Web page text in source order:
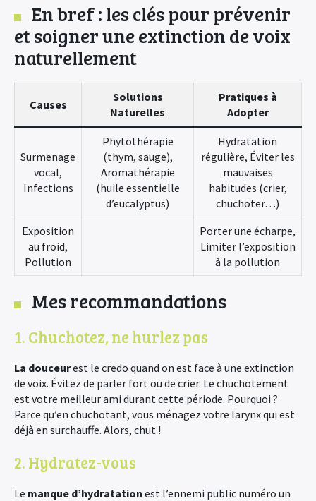
En bref : les clés pour prévenir
et soigner une extinction de voix
naturellement
Causes
Solutions
Naturelles
Pratiques à
Adopter
Surmenage
vocal,
Infections
Phytothérapie
(thym, sauge),
Aromathérapie
(huile essentielle
d’eucalyptus)
Hydratation
régulière, Éviter les
mauvaises
habitudes (crier,
chuchoter…)
Exposition
au froid,
Pollution
Porter une écharpe,
Limiter l’exposition
à la pollution
Mes recommandations
1. Chuchotez, ne hurlez pas
La douceurest le credo quand on est face à une extinction
de voix. Évitez de parler fort ou de crier. Le chuchotement
est votre meilleur ami durant cette période. Pourquoi ?
Parce qu’en chuchotant, vous ménagez votre larynx qui est
déjà en surchauffe. Alors, chut !
2. Hydratez-vous
Le manque d’hydratation est l’ennemi public numéro un
×